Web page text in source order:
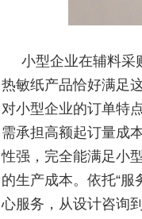
小型企业在辅料采
热敏纸产品恰好满足
对小型企业的订单特
需承担高额起订量成
性强，完全能满足小
的生产成本。依托“
心服务，从设计咨询